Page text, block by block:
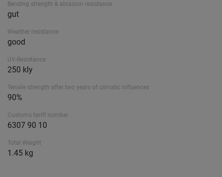
Bending strength & abrasion resistance
gut
Weather resistance
good
UV-Resistance
250 kly
Tensile strength after two years of climatic influences
90%
Customs tariff number
6307 90 10
Total Weight
1.45 kg